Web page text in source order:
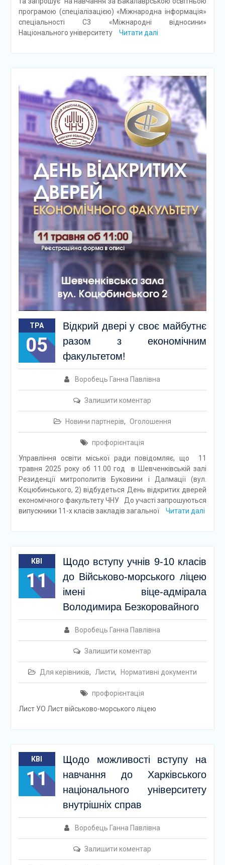
програмою (спеціалізацією) «Міжнародна інформація»
спеціальності С3 «Міжнародні відносини»
Національного університету
Читати далі
ТРА
05
Відкрий двері у своє майбутнє
разом з економічним
факультетом!
Воробець Ганна Павлівна
Залишити коментар
Новини партнерів, Оголошення
профорієнтація
Управління освіти міської ради повідомляє, що 11
травня 2025 року об 11.00 год в Шевченківській залі
Резиденції митрополитів Буковини і Далмації (вул.
Коцюбинського, 2) відбудеться День відкритих дверей
економічного факультету ЧНУ До участі запрошуються
випускники 11-х класів закладів загальної
Читати далі
КВІ
11
Щодо вступу учнів 9-10 класів
до Військово-морського ліцею
імені віце-адмірала
Володимира Безкоровайного
Воробець Ганна Павлівна
Залишити коментар
Для керівників, Листи, Нормативні документи
профорієнтація
Лист УО Лист військово-морського ліцею
КВІ
11
Щодо можливості вступу на
навчання до Харківського
національного університету
внутрішніх справ
Воробець Ганна Павлівна
Залишити коментар